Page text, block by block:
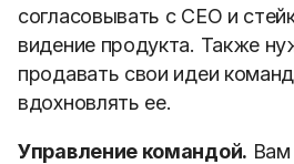
согласовывать с СЕО и
видение продукта. Также
продавать свои идеи
вдохновлять ее.
Управление командой. Вам